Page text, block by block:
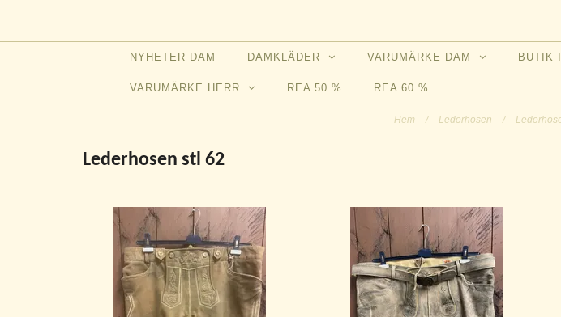
NYHETER DAM DAMKLÄDER VARUMÄRKE DAM BUTIK
VARUMÄRKE HERR REA 50 % REA 60 %
Hem / Lederhosen /
Lederhosen stl 62